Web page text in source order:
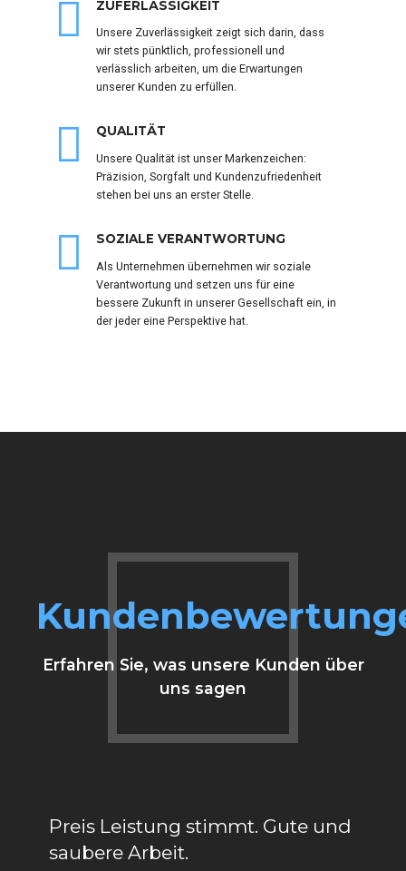
ZUFERLÄSSIGKEIT
Unsere Zuverlässigkeit zeigt sich darin, dass
wir stets pünktlich, professionell und
verlässlich arbeiten, um die Erwartungen
unserer Kunden zu erfüllen.
QUALITÄT
Unsere Qualität ist unser Markenzeichen:
Präzision, Sorgfalt und Kundenzufriedenheit
stehen bei uns an erster Stelle.
SOZIALE VERANTWORTUNG
Als Unternehmen übernehmen wir soziale
Verantwortung und setzen uns für eine
bessere Zukunft in unserer Gesellschaft ein, in
der jeder eine Perspektive hat.
Erfahren Sie, was unsere Kunden über
uns sagen
Preis Leistung stimmt. Gute und
saubere Arbeit.